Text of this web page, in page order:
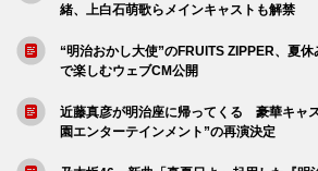
緒、上白石萌歌らメインキャストも解禁
“明治おかし大使”のFRUITS ZIPPER、夏
で楽しむウェブCM公開
近藤真彦が明治座に帰ってくる 豪華キャ
園エンターテインメント”の再演決定